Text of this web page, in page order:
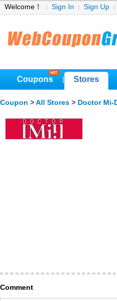
Welcome！ Sign In Sign Up
Coupons Stores
Coupon > All Stores > Doctor Mi-
Comment